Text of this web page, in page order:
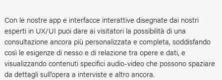
Con le nostre app e interfacce interattive disegnate dai nostri
esperti in UX/UI puoi dare ai visitatori la possibilità di una
consultazione ancora più personalizzata e completa, soddisfando
così le esigenze di nesso e di relazione tra opere e dati, e
visualizzando contenuti specifici audio-video che possono spaziare
da dettagli sull'opera a interviste e altro ancora.